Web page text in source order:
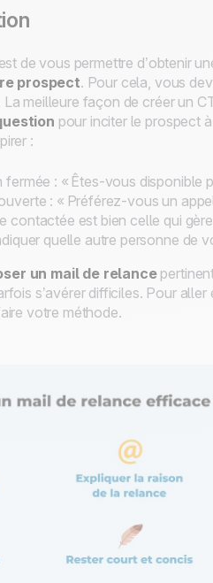
de vous permettre d’obtenir
prospect. Pour cela, vous
La meilleure façon de créer un
pour inciter le prospect
:
: « Êtes-vous disponible
: « Préférez-vous un
contactée est bien celle qui
quelle autre personne de
un mail de relance
s’avérer difficiles. Pour
votre méthode.